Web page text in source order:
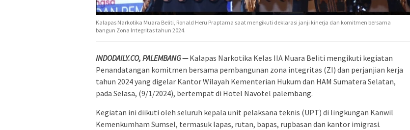
Kalapas Narkotika Muara Beliti, Ronald Heru Praptama saat mengikuti deklarasi janji kinerja dan komitmen bersama
bangun Zona Integritas tahun 2024.
INDODAILY.CO, PALEMBANG — Kalapas Narkotika Kelas IIA Muara Beliti mengikuti kegiatan
Penandatangan komitmen bersama pembangunan zona integritas (ZI) dan perjanjian kerja
tahun 2024 yang digelar Kantor Wilayah Kementerian Hukum dan HAM Sumatera Selatan,
pada Selasa, (9/1/2024), bertempat di Hotel Navotel palembang.
Kegiatan ini diikuti oleh seluruh kepala unit pelaksana teknis (UPT) di lingkungan Kanwil
Kemenkumham Sumsel, termasuk lapas, rutan, bapas, rupbasan dan kantor imigrasi.